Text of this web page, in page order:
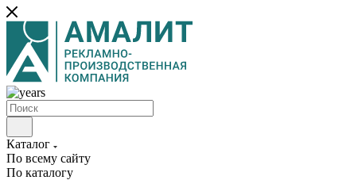
Каталог
По всему сайту
По каталогу